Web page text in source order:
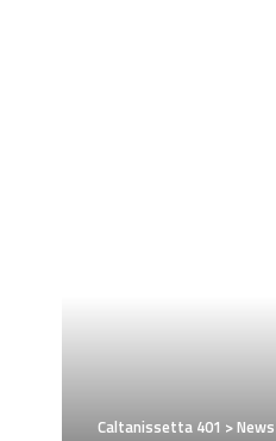
Caltanissetta 401 >News